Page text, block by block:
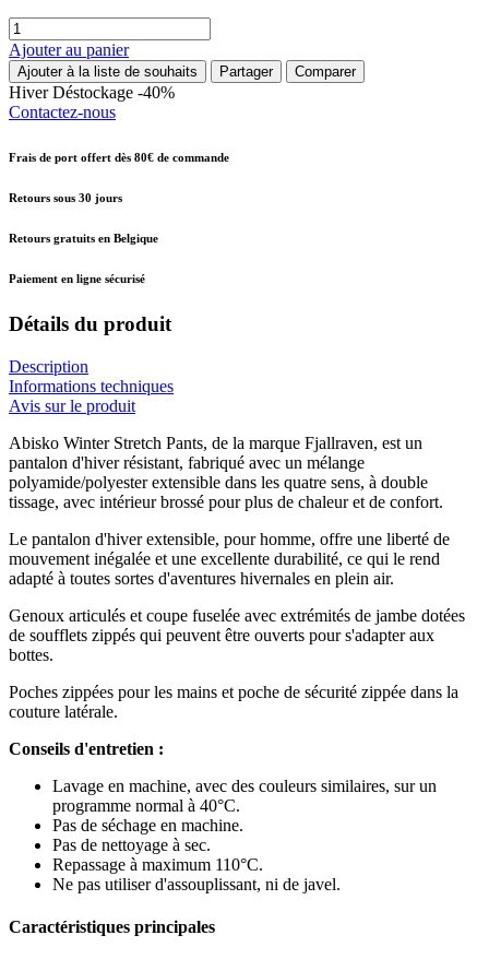
Ajouter au panier
Ajouter à la liste de souhaits Partager Comparer
Hiver Déstockage -40%
Contactez-nous
Frais de port offert dès 80€ de commande
Retours sous 30 jours
Retours gratuits en Belgique
Paiement en ligne sécurisé
Détails du produit
Description
Informations techniques
Avis sur le produit
Abisko Winter Stretch Pants, de la marque Fjallraven, est un
pantalon d'hiver résistant, fabriqué avec un mélange
polyamide/polyester extensible dans les quatre sens, à double
tissage, avec intérieur brossé pour plus de chaleur et de confort.
Le pantalon d'hiver extensible, pour homme, offre une liberté de
mouvement inégalée et une excellente durabilité, ce qui le rend
adapté à toutes sortes d'aventures hivernales en plein air.
Genoux articulés et coupe fuselée avec extrémités de jambe dotées
de soufflets zippés qui peuvent être ouverts pour s'adapter aux
bottes.
Poches zippées pour les mains et poche de sécurité zippée dans la
couture latérale.
Conseils d'entretien :
Lavage en machine, avec des couleurs similaires, sur un
programme normal à 40°C.
Pas de séchage en machine.
Pas de nettoyage à sec.
Repassage à maximum 110°C.
Ne pas utiliser d'assouplissant, ni de javel.
Caractéristiques principales